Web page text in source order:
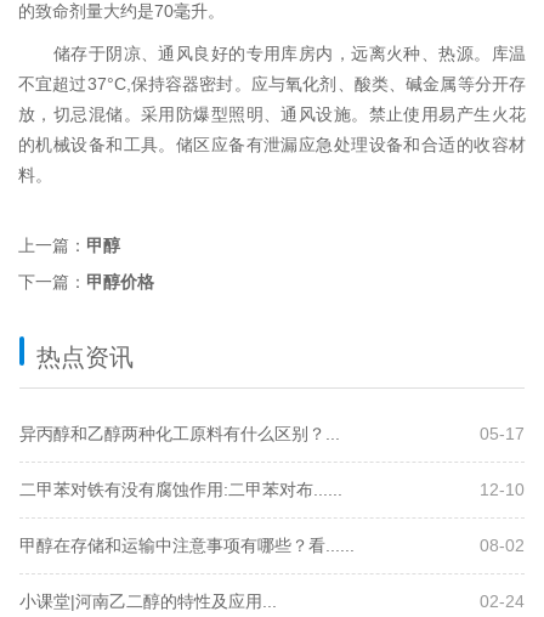
的致命剂量大约是70毫升。
储存于阴凉、通风良好的专用库房内，远离火种、热源。库温
不宜超过37°C,保持容器密封。应与氧化剂、酸类、碱金属等分开存
放，切忌混储。采用防爆型照明、通风设施。禁止使用易产生火花
的机械设备和工具。储区应备有泄漏应急处理设备和合适的收容材
料。
上一篇： 甲醇
下一篇： 甲醇价格
热点资讯
05-17
异丙醇和乙醇两种化工原料有什么区别？...
12-10
二甲苯对铁有没有腐蚀作用:二甲苯对布......
08-02
甲醇在存储和运输中注意事项有哪些？看......
02-24
小课堂|河南乙二醇的特性及应用...